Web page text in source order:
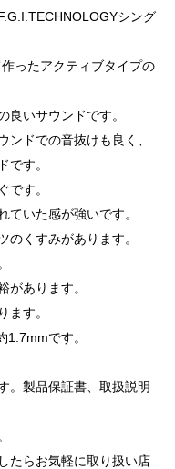
シング
ったアクティブタイプの
良いサウンドです。
ンドでの音抜けも良く、
です。
です。
いた感が強いです。
のくすみがあります。
があります。
ます。
です。
。製品保証書、取扱説明
たらお気軽に取り扱い店